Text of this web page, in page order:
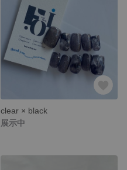
clear × black
展示中